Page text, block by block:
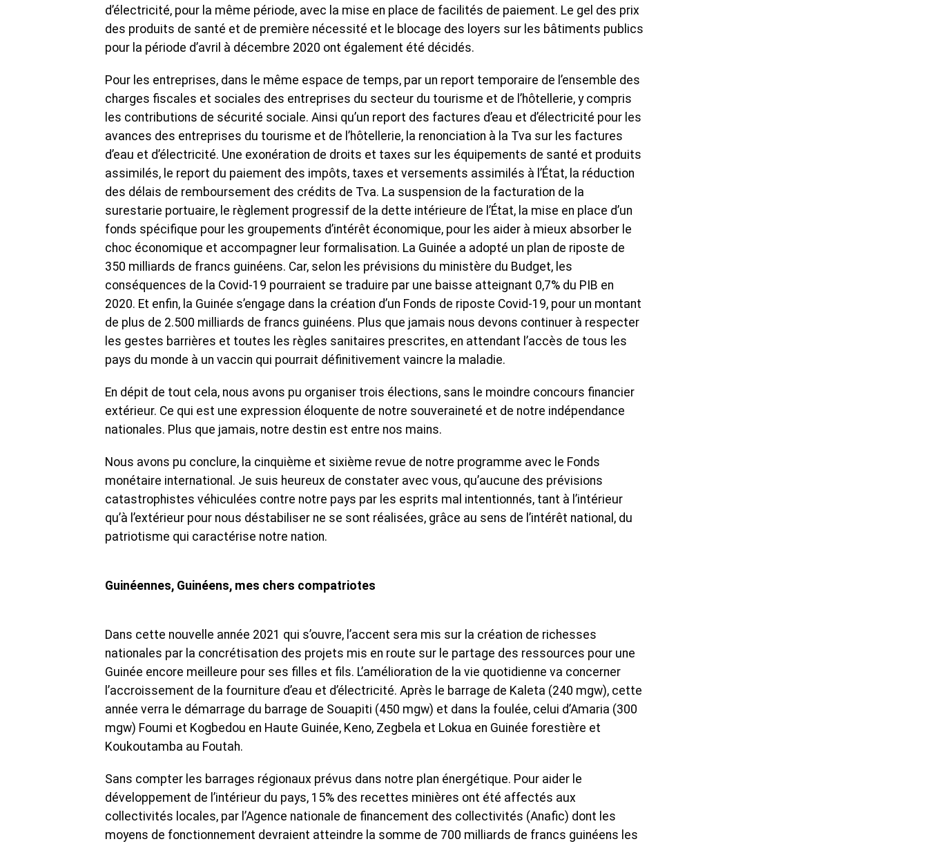
d’électricité, pour la même période, avec la mise en place de facilités de paiement. Le gel des prix
des produits de santé et de première nécessité et le blocage des loyers sur les bâtiments publics
pour la période d’avril à décembre 2020 ont également été décidés.
Pour les entreprises, dans le même espace de temps, par un report temporaire de l’ensemble des
charges fiscales et sociales des entreprises du secteur du tourisme et de l’hôtellerie, y compris
les contributions de sécurité sociale. Ainsi qu’un report des factures d’eau et d’électricité pour les
avances des entreprises du tourisme et de l’hôtellerie, la renonciation à la Tva sur les factures
d’eau et d’électricité. Une exonération de droits et taxes sur les équipements de santé et produits
assimilés, le report du paiement des impôts, taxes et versements assimilés à l’État, la réduction
des délais de remboursement des crédits de Tva. La suspension de la facturation de la
surestarie portuaire, le règlement progressif de la dette intérieure de l’État, la mise en place d’un
fonds spécifique pour les groupements d’intérêt économique, pour les aider à mieux absorber le
choc économique et accompagner leur formalisation. La Guinée a adopté un plan de riposte de
350 milliards de francs guinéens. Car, selon les prévisions du ministère du Budget, les
conséquences de la Covid-19 pourraient se traduire par une baisse atteignant 0,7% du PIB en
2020. Et enfin, la Guinée s’engage dans la création d’un Fonds de riposte Covid-19, pour un montant
de plus de 2.500 milliards de francs guinéens. Plus que jamais nous devons continuer à respecter
les gestes barrières et toutes les règles sanitaires prescrites, en attendant l’accès de tous les
pays du monde à un vaccin qui pourrait définitivement vaincre la maladie.
En dépit de tout cela, nous avons pu organiser trois élections, sans le moindre concours financier
extérieur. Ce qui est une expression éloquente de notre souveraineté et de notre indépendance
nationales. Plus que jamais, notre destin est entre nos mains.
Nous avons pu conclure, la cinquième et sixième revue de notre programme avec le Fonds
monétaire international. Je suis heureux de constater avec vous, qu’aucune des prévisions
catastrophistes véhiculées contre notre pays par les esprits mal intentionnés, tant à l’intérieur
qu’à l’extérieur pour nous déstabiliser ne se sont réalisées, grâce au sens de l’intérêt national, du
patriotisme qui caractérise notre nation.
Guinéennes, Guinéens, mes chers compatriotes
Dans cette nouvelle année 2021 qui s’ouvre, l’accent sera mis sur la création de richesses
nationales par la concrétisation des projets mis en route sur le partage des ressources pour une
Guinée encore meilleure pour ses filles et fils. L’amélioration de la vie quotidienne va concerner
l’accroissement de la fourniture d’eau et d’électricité. Après le barrage de Kaleta (240 mgw), cette
année verra le démarrage du barrage de Souapiti (450 mgw) et dans la foulée, celui d’Amaria (300
mgw) Foumi et Kogbedou en Haute Guinée, Keno, Zegbela et Lokua en Guinée forestière et
Koukoutamba au Foutah.
Sans compter les barrages régionaux prévus dans notre plan énergétique. Pour aider le
développement de l’intérieur du pays, 15% des recettes minières ont été affectés aux
collectivités locales, par l’Agence nationale de financement des collectivités (Anafic) dont les
moyens de fonctionnement devraient atteindre la somme de 700 milliards de francs guinéens les